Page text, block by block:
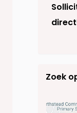
Zoek